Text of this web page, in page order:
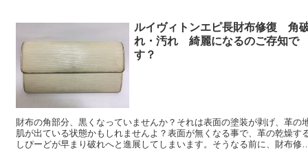
ルイヴィトンエピ長財布修復 角
れ・汚れ 綺麗になるのご存知で
す？
財布の角部分、黒くなっていませんか？それは表面の塗装が剥げ、革の
肌が出ている状態かもしれませんよ？表面が無くなる事で、革の乾燥す
しぴーどが早まり破れへと進展してしまいます。そうなる前に、財布修